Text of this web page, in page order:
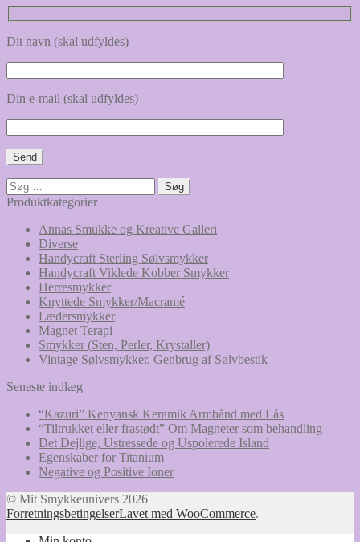
Dit navn (skal udfyldes)
Din e-mail (skal udfyldes)
Søg
efter:
Produktkategorier
Annas Smukke og Kreative Galleri
Diverse
Handycraft Sterling Sølvsmykker
Handycraft Viklede Kobber Smykker
Herresmykker
Knyttede Smykker/Macramé
Lædersmykker
Magnet Terapi
Smykker (Sten, Perler, Krystaller)
Vintage Sølvsmykker, Genbrug af Sølvbestik
Seneste indlæg
“Kazuri” Kenyansk Keramik Armbånd med Lås
“Tiltrukket eller frastødt” Om Magneter som behandling
Det Dejlige, Ustressede og Uspolerede Island
Egenskaber for Titanium
Negative og Positive Ioner
© Mit Smykkeunivers 2026
ForretningsbetingelserLavet med WooCommerce.